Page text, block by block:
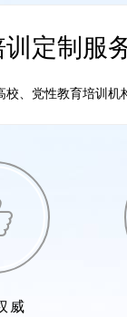
定制服
、党性教育培训
威